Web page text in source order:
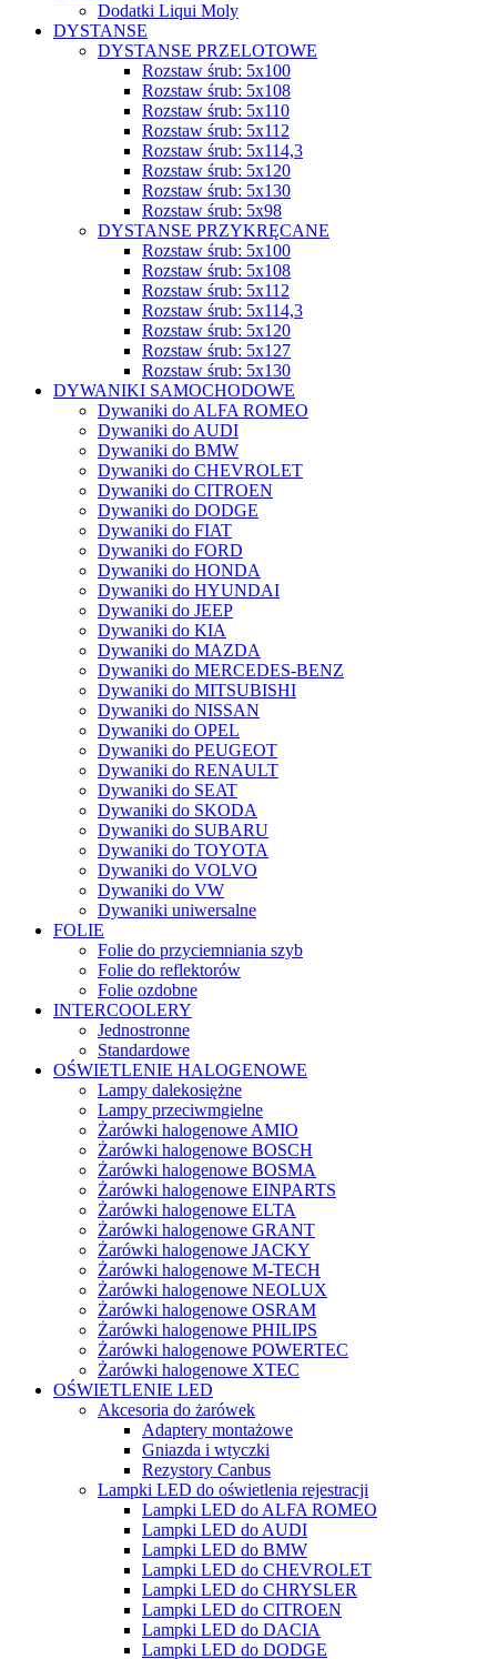
Dodatki Liqui Moly
DYSTANSE
DYSTANSE PRZELOTOWE
Rozstaw śrub: 5x100
Rozstaw śrub: 5x108
Rozstaw śrub: 5x110
Rozstaw śrub: 5x112
Rozstaw śrub: 5x114,3
Rozstaw śrub: 5x120
Rozstaw śrub: 5x130
Rozstaw śrub: 5x98
DYSTANSE PRZYKRĘCANE
Rozstaw śrub: 5x100
Rozstaw śrub: 5x108
Rozstaw śrub: 5x112
Rozstaw śrub: 5x114,3
Rozstaw śrub: 5x120
Rozstaw śrub: 5x127
Rozstaw śrub: 5x130
DYWANIKI SAMOCHODOWE
Dywaniki do ALFA ROMEO
Dywaniki do AUDI
Dywaniki do BMW
Dywaniki do CHEVROLET
Dywaniki do CITROEN
Dywaniki do DODGE
Dywaniki do FIAT
Dywaniki do FORD
Dywaniki do HONDA
Dywaniki do HYUNDAI
Dywaniki do JEEP
Dywaniki do KIA
Dywaniki do MAZDA
Dywaniki do MERCEDES-BENZ
Dywaniki do MITSUBISHI
Dywaniki do NISSAN
Dywaniki do OPEL
Dywaniki do PEUGEOT
Dywaniki do RENAULT
Dywaniki do SEAT
Dywaniki do SKODA
Dywaniki do SUBARU
Dywaniki do TOYOTA
Dywaniki do VOLVO
Dywaniki do VW
Dywaniki uniwersalne
FOLIE
Folie do przyciemniania szyb
Folie do reflektorów
Folie ozdobne
INTERCOOLERY
Jednostronne
Standardowe
OŚWIETLENIE HALOGENOWE
Lampy dalekosiężne
Lampy przeciwmgielne
Żarówki halogenowe AMIO
Żarówki halogenowe BOSCH
Żarówki halogenowe BOSMA
Żarówki halogenowe EINPARTS
Żarówki halogenowe ELTA
Żarówki halogenowe GRANT
Żarówki halogenowe JACKY
Żarówki halogenowe M-TECH
Żarówki halogenowe NEOLUX
Żarówki halogenowe OSRAM
Żarówki halogenowe PHILIPS
Żarówki halogenowe POWERTEC
Żarówki halogenowe XTEC
OŚWIETLENIE LED
Akcesoria do żarówek
Adaptery montażowe
Gniazda i wtyczki
Rezystory Canbus
Lampki LED do oświetlenia rejestracji
Lampki LED do ALFA ROMEO
Lampki LED do AUDI
Lampki LED do BMW
Lampki LED do CHEVROLET
Lampki LED do CHRYSLER
Lampki LED do CITROEN
Lampki LED do DACIA
Lampki LED do DODGE